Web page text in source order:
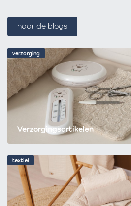
verzorging
Verzorgingsartikelen
textiel
naar de blogs